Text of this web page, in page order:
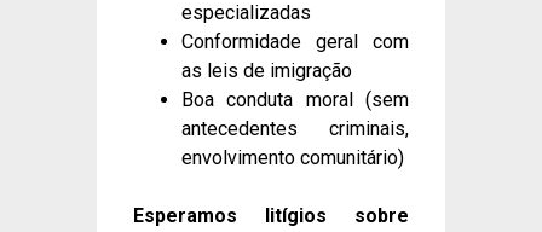
especializadas
Conformidade geral com
as leis de imigração
Boa conduta moral (sem
antecedentes criminais,
envolvimento comunitário)
Esperamos litígios sobre